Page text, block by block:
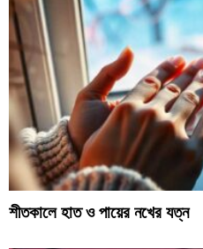
শীতকালে হাত ও পায়ের নখের যত্ন